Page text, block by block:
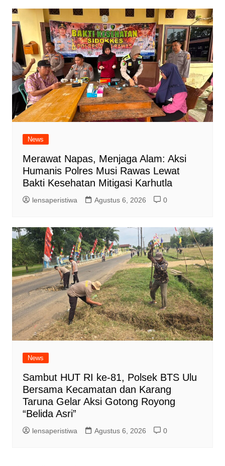
News
Merawat Napas, Menjaga Alam: Aksi
Humanis Polres Musi Rawas Lewat
Bakti Kesehatan Mitigasi Karhutla
lensaperistiwa Agustus 6, 2026 0
News
Sambut HUT RI ke-81, Polsek BTS Ulu
Bersama Kecamatan dan Karang
Taruna Gelar Aksi Gotong Royong
“Belida Asri”
lensaperistiwa Agustus 6, 2026 0